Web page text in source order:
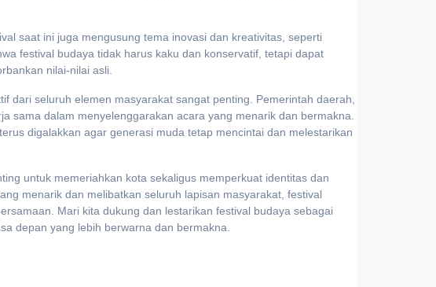
saat ini juga mengusung tema inovasi dan kreativitas, seperti
festival budaya tidak harus kaku dan konservatif, tetapi dapat
nilai-nilai asli.
dari seluruh elemen masyarakat sangat penting. Pemerintah daerah,
sama dalam menyelenggarakan acara yang menarik dan bermakna.
digalakkan agar generasi muda tetap mencintai dan melestarikan
untuk memeriahkan kota sekaligus memperkuat identitas dan
menarik dan melibatkan seluruh lapisan masyarakat, festival
Mari kita dukung dan lestarikan festival budaya sebagai
depan yang lebih berwarna dan bermakna.